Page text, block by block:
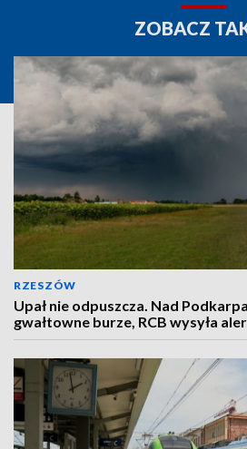
ZOBACZ
RZESZÓW
Upał nie odpuszcza. Nad
gwałtowne burze, RCB wysyła